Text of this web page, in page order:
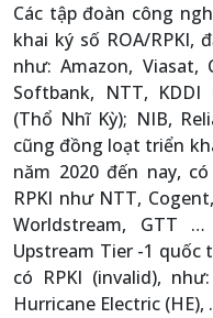
Các tập đoàn công
khai ký số ROA/RPKI,
như: Amazon, Viasat,
Softbank, NTT, KDDI
(Thổ Nhĩ Kỳ); NIB,
cũng đồng loạt triển
năm 2020 đến nay,
RPKI như NTT,
Worldstream, GTT
Upstream Tier -1
có RPKI (invalid), như:
Hurricane Electric (HE),